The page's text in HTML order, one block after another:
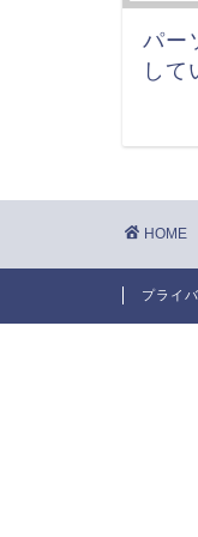
パー
して
HOME
プライ